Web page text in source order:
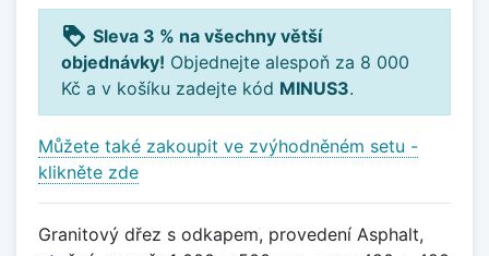
loyalty Sleva 3 % na všechny větší
objednávky! Objednejte alespoň za 8 000
Kč a v košíku zadejte kód MINUS3.
Můžete také zakoupit ve zvýhodněném setu -
klikněte zde
Granitový dřez s odkapem, provedení Asphalt,